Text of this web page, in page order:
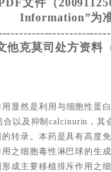
文件（
Information”为
他克莫司处方资料
显然是利用与细胞性蛋
以及抑制calcinurin，
转录。本药是具有高度
之细胞毒性淋巴球的生
成主要移植排斥作用之